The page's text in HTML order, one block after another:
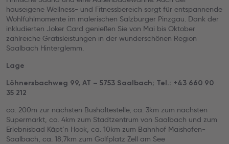
hauseigene Wellness- und Fitnessbereich sorgt für entspannende
Wohlfühlmomente im malerischen Salzburger Pinzgau. Dank der
inkludierten Joker Card genießen Sie von Mai bis Oktober
zahlreiche Gratisleistungen in der wunderschönen Region
Saalbach Hinterglemm.
Lage
Löhnersbachweg 99, AT – 5753 Saalbach; Tel.: +43 660 90
35 212
ca. 200m zur nächsten Bushaltestelle, ca. 3km zum nächsten
Supermarkt, ca. 4km zum Stadtzentrum von Saalbach und zum
Erlebnisbad Käpt’n Hook, ca. 10km zum Bahnhof Maishofen-
Saalbach, ca. 18,7km zum Golfplatz Zell am See